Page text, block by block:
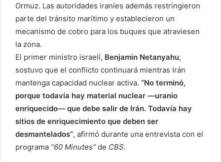
Ormuz. Las autoridades iraníes además restringieron
parte del tránsito marítimo y establecieron un
mecanismo de cobro para los buques que atraviesen
la zona.
El primer ministro israelí, Benjamin Netanyahu,
sostuvo que el conflicto continuará mientras Irán
mantenga capacidad nuclear activa. “No terminó,
porque todavía hay material nuclear —uranio
enriquecido— que debe salir de Irán. Todavía hay
sitios de enriquecimiento que deben ser
desmantelados”, afirmó durante una entrevista con el
programa “60 Minutes” de CBS.